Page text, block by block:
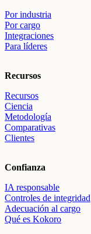
Por industria
Por cargo
Integraciones
Para líderes
Recursos
Recursos
Ciencia
Metodología
Comparativas
Clientes
Confianza
IA responsable
Controles de integridad
Adecuación al cargo
Qué es Kokoro